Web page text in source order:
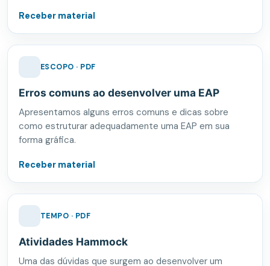
Receber material
ESCOPO · PDF
Erros comuns ao desenvolver uma EAP
Apresentamos alguns erros comuns e dicas sobre
como estruturar adequadamente uma EAP em sua
forma gráfica.
Receber material
TEMPO · PDF
Atividades Hammock
Uma das dúvidas que surgem ao desenvolver um